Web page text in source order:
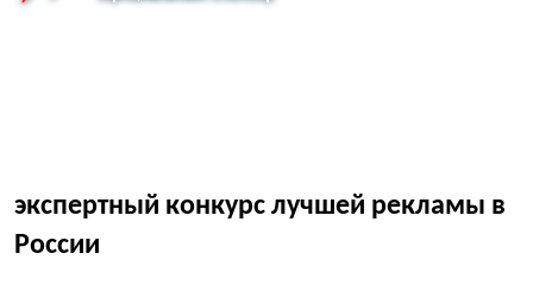
экспертный конкурс лучшей рекламы в
России